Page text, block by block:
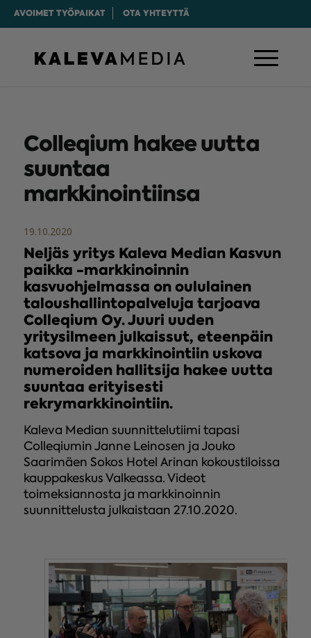
AVOIMET TYÖPAIKAT OTA YHTEYTTÄ
Colleqium hakee uutta
suuntaa
markkinointiinsa
19.10.2020
Neljäs yritys Kaleva Median Kasvun
paikka -markkinoinnin
kasvuohjelmassa on oululainen
taloushallintopalveluja tarjoava
Colleqium Oy. Juuri uuden
yritysilmeen julkaissut, eteenpäin
katsova ja markkinointiin uskova
numeroiden hallitsija hakee uutta
suuntaa erityisesti
rekrymarkkinointiin.
Kaleva Median suunnittelutiimi tapasi
Colleqiumin Janne Leinosen ja Jouko
Saarimäen Sokos Hotel Arinan kokoustiloissa
kauppakeskus Valkeassa. Videot
toimeksiannosta ja markkinoinnin
suunnittelusta julkaistaan 27.10.2020.